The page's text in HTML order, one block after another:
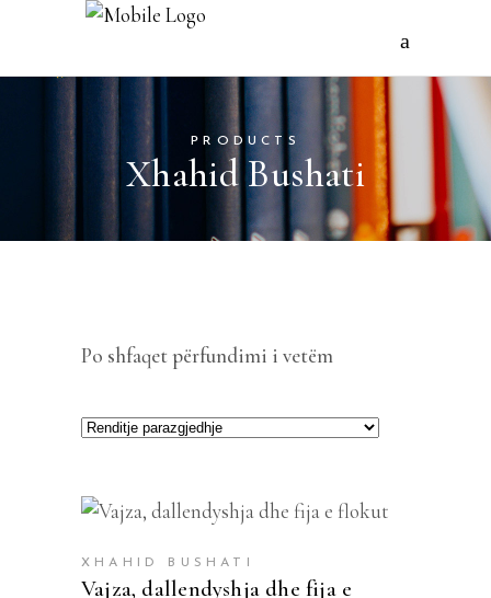
PRODUCTS
Xhahid Bushati
Po shfaqet përfundimi i vetëm
SHTOJE NË SHPORTË
XHAHID BUSHATI
Vajza, dallendyshja dhe fija e